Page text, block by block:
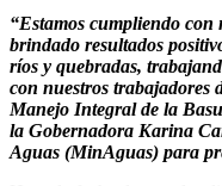
“Estamos cumpliendo
brindado resultados
ríos y quebradas,
con nuestros trabajadores
Manejo Integral de la
la Gobernadora Karina
Aguas (MinAguas) para